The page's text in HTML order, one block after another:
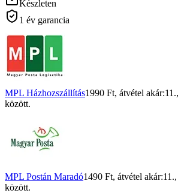
Készleten
1 év garancia
MPL Házhozszállítás1990 Ft, átvétel akár:
között.
MPL Postán Maradó1490 Ft, átvétel akár:
között.